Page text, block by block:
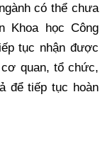
có thể chưa
Khoa học Công
tục nhận được
quan, tổ chức,
để tiếp tục hoàn